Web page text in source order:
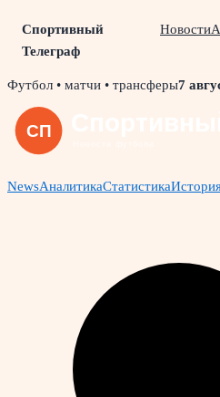
Спортивный
Телеграф
Новости
Skip
content
Футбол • матчи • трансферы7
NewsАналитикаСтатистика